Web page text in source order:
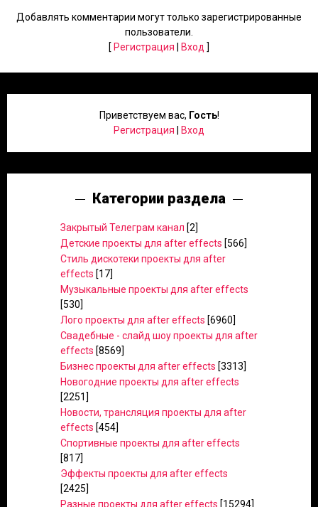
Добавлять комментарии могут только зарегистрированные
пользователи.
[ Регистрация Вход ]
Приветствуем вас, Гость!
Регистрация
Вход
Категории раздела
Закрытый Телеграм канал [2]
Детские проекты для after effects [566]
Стиль дискотеки проекты для after
effects [17]
Музыкальные проекты для after effects
[530]
Лого проекты для after effects [6960]
Свадебные - слайд шоу проекты для after
effects [8569]
Бизнес проекты для after effects [3313]
Новогодние проекты для after effects
[2251]
Новости, трансляция проекты для after
effects [454]
Спортивные проекты для after effects
[817]
Эффекты проекты для after effects
[2425]
Разные проекты для after effects [15294]